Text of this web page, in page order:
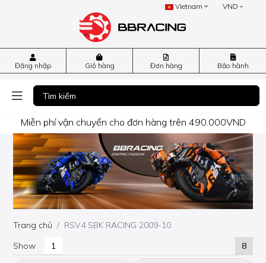
Vietnam VND
Đăng nhập Giỏ hàng Đơn hàng Bảo hành
Miễn phí vận chuyển cho đơn hàng trên 490.000VND
Trang chủ
RSV4 SBK RACING 2009-10
Show
8